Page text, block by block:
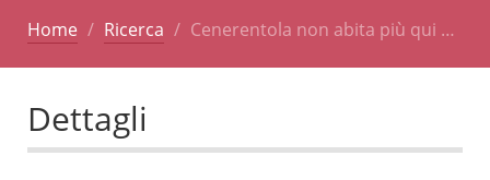
Home Ricerca Cenerentola non abita più qui …
Dettagli